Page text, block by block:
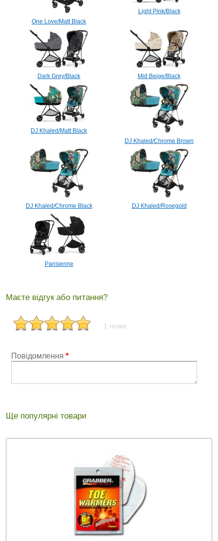
One Love/Matt Black
Light Pink/Black
Dark Grey/Black Mid Beige/Black
DJ Khaled/Matt Black
DJ Khaled/Chrome Brown
DJ Khaled/Chrome Black DJ Khaled/Rosegold
Parisienne
Маєте відгук або питання?
1 голос
Повідомлення *
Ще популярні товари